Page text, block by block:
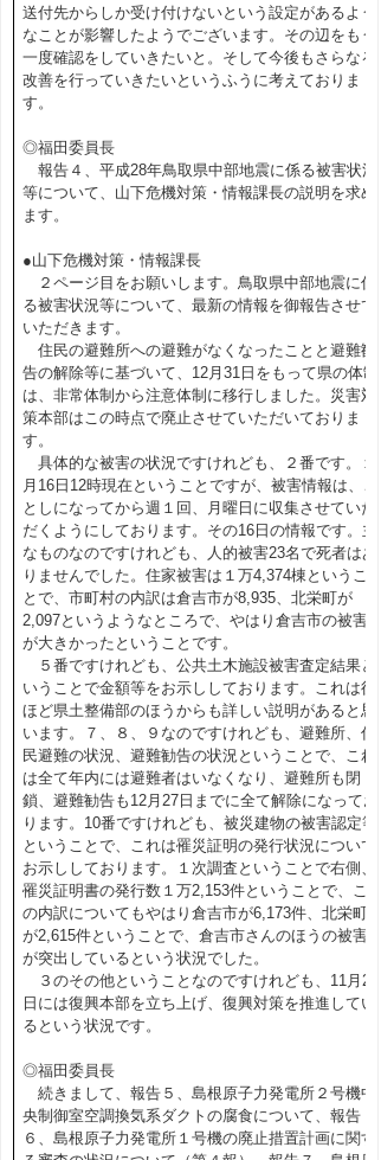
送付先からしか受け付けないという設定があるよう
なことが影響したようでございます。その辺をもう
一度確認をしていきたいと。そして今後もさらなる
改善を行っていきたいというふうに考えておりま
す。
◎福田委員長
報告４、平成28年鳥取県中部地震に係る被害状況
等について、山下危機対策・情報課長の説明を求め
ます。
●山下危機対策・情報課長
２ページ目をお願いします。鳥取県中部地震に係
る被害状況等について、最新の情報を御報告させて
いただきます。
住民の避難所への避難がなくなったことと避難勧
告の解除等に基づいて、12月31日をもって県の体制
は、非常体制から注意体制に移行しました。災害対
策本部はこの時点で廃止させていただいておりま
す。
具体的な被害の状況ですけれども、２番です。１
月16日12時現在ということですが、被害情報は、こ
としになってから週１回、月曜日に収集させていた
だくようにしております。その16日の情報です。主
なものなのですけれども、人的被害23名で死者はあ
りませんでした。住家被害は１万4,374棟というこ
とで、市町村の内訳は倉吉市が8,935、北栄町が
2,097というようなところで、やはり倉吉市の被害
が大きかったということです。
５番ですけれども、公共土木施設被害査定結果と
いうことで金額等をお示ししております。これは後
ほど県土整備部のほうからも詳しい説明があると思
います。７、８、９なのですけれども、避難所、住
民避難の状況、避難勧告の状況ということで、これ
は全て年内には避難者はいなくなり、避難所も閉
鎖、避難勧告も12月27日までに全て解除になってお
ります。10番ですけれども、被災建物の被害認定等
ということで、これは罹災証明の発行状況について
お示ししております。１次調査ということで右側、
罹災証明書の発行数１万2,153件ということで、こ
の内訳についてもやはり倉吉市が6,173件、北栄町
が2,615件ということで、倉吉市さんのほうの被害
が突出しているという状況でした。
３のその他ということなのですけれども、11月21
日には復興本部を立ち上げ、復興対策を推進してい
るという状況です。
◎福田委員長
続きまして、報告５、島根原子力発電所２号機中
央制御室空調換気系ダクトの腐食について、報告
６、島根原子力発電所１号機の廃止措置計画に関す